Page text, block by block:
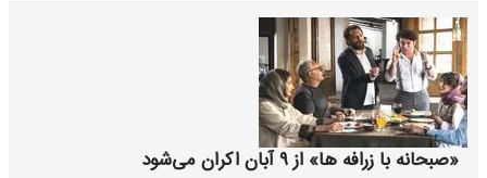
«صبحانه با زرافه ها» از ۹ آبان اکران می‌شود